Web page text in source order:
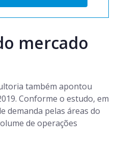
mercado
também apontou
Conforme o estudo, em
demanda pelas áreas do
de operações